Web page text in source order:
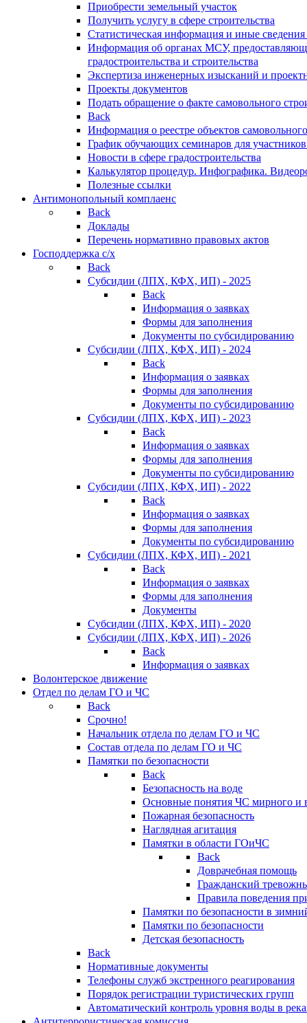
Приобрести земельный участок
Получить услугу в сфере строительства
Статистическая информация и иные сведения
Информация об органах МСУ,
градостроительства и строительства
Экспертиза инженерных изысканий и
Проекты документов
Подать обращение о факте самовольного
Back
Информация о реестре объектов
График обучающих семинаров для участников
Новости в сфере градостроительства
Калькулятор процедур. Инфографика.
Полезные ссылки
Антимонопольный комплаенс
Back
Доклады
Перечень нормативно правовых актов
Господдержка с/х
Back
Субсидии (ЛПХ, КФХ, ИП) - 2025
Back
Информация о заявках
Формы для заполнения
Документы по субсидированию
Субсидии (ЛПХ, КФХ, ИП) - 2024
Back
Информация о заявках
Формы для заполнения
Документы по субсидированию
Субсидии (ЛПХ, КФХ, ИП) - 2023
Back
Информация о заявках
Формы для заполнения
Документы по субсидированию
Субсидии (ЛПХ, КФХ, ИП) - 2022
Back
Информация о заявках
Формы для заполнения
Документы по субсидированию
Субсидии (ЛПХ, КФХ, ИП) - 2021
Back
Информация о заявках
Формы для заполнения
Документы
Субсидии (ЛПХ, КФХ, ИП) - 2020
Субсидии (ЛПХ, КФХ, ИП) - 2026
Back
Информация о заявках
Волонтерское движение
Отдел по делам ГО и ЧС
Back
Срочно!
Начальник отдела по делам ГО и ЧС
Состав отдела по делам ГО и ЧС
Памятки по безопасности
Back
Безопасность на воде
Основные понятия ЧС мирного и
Пожарная безопасность
Наглядная агитация
Памятки в области ГОиЧС
Back
Доврачебная помощь
Гражданский
Правила поведения
Памятки по безопасности в
Памятки по безопасности
Детская безопасность
Back
Нормативные документы
Телефоны служб экстренного реагирования
Порядок регистрации туристических групп
Автоматический контроль уровня воды в